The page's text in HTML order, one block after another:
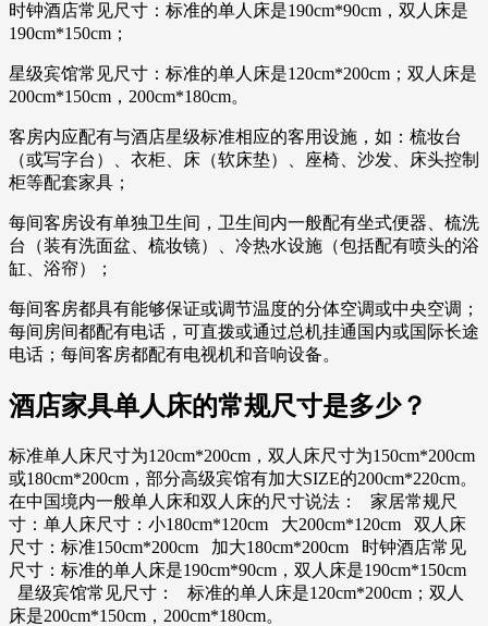
时钟酒店常见尺寸：标准的单人床是190cm*90cm，双人床是
190cm*150cm；
星级宾馆常见尺寸：标准的单人床是120cm*200cm；双人床是
200cm*150cm，200cm*180cm。
客房内应配有与酒店星级标准相应的客用设施，如：梳妆台
（或写字台）、衣柜、床（软床垫）、座椅、沙发、床头控制
柜等配套家具；
每间客房设有单独卫生间，卫生间内一般配有坐式便器、梳洗
台（装有洗面盆、梳妆镜）、冷热水设施（包括配有喷头的浴
缸、浴帘）；
每间客房都具有能够保证或调节温度的分体空调或中央空调；
每间房间都配有电话，可直拨或通过总机挂通国内或国际长途
电话；每间客房都配有电视机和音响设备。
酒店家具单人床的常规尺寸是多少？
标准单人床尺寸为120cm*200cm，双人床尺寸为150cm*200cm
或180cm*200cm，部分高级宾馆有加大SIZE的200cm*220cm。
在中国境内一般单人床和双人床的尺寸说法： 家居常规尺
寸：单人床尺寸：小180cm*120cm 大200cm*120cm 双人床
尺寸：标准150cm*200cm 加大180cm*200cm 时钟酒店常见
尺寸：标准的单人床是190cm*90cm，双人床是190cm*150cm
星级宾馆常见尺寸： 标准的单人床是120cm*200cm；双人
床是200cm*150cm，200cm*180cm。